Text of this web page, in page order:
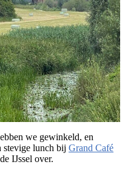
we gewinkeld, en
stevige lunch bij Grand Café
IJssel over.